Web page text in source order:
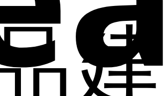
建
大道
架构
发展
战略
企业
文化
人福